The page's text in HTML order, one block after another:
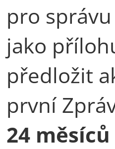
pro
jako
předložit
první
24 měsíců